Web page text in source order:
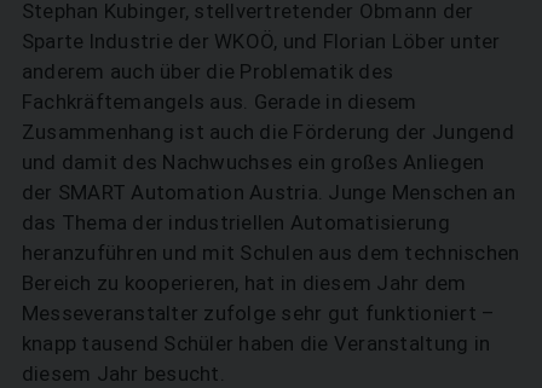
Stephan Kubinger, stellvertretender Obmann der
Sparte Industrie der WKOÖ, und Florian Löber unter
anderem auch über die Problematik des
Fachkräftemangels aus. Gerade in diesem
Zusammenhang ist auch die Förderung der Jungend
und damit des Nachwuchses ein großes Anliegen
der SMART Automation Austria. Junge Menschen an
das Thema der industriellen Automatisierung
heranzuführen und mit Schulen aus dem technischen
Bereich zu kooperieren, hat in diesem Jahr dem
Messeveranstalter zufolge sehr gut funktioniert –
knapp tausend Schüler haben die Veranstaltung in
diesem Jahr besucht.
SUCHEN